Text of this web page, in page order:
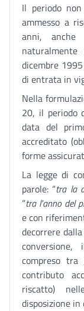
Il periodo
ammesso a
anni,
dicembre
di entrata in
Nella
20, il periodo
data del
accreditato
forme
La legge di
parole: “trala
“tra l'anno del
e con
decorrere
compreso tra
contributo
riscatto)
disposizione in